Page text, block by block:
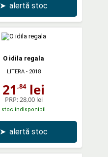
➤ alertă stoc
O idila regala
LITERA- 2018
21 ,84lei
PRP: 28,00 lei
stoc indisponibil
➤ alertă stoc